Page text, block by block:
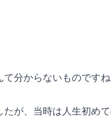
分からないものです
たが、当時は人生初め